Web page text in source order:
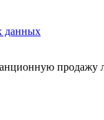
данных